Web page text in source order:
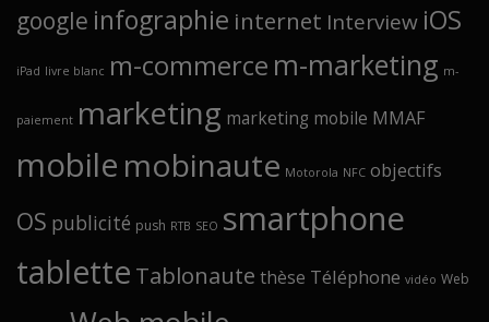
google infographie internet Interview iOS
iPad livre blanc m-commerce m-marketing m-
paiement marketing marketing mobile MMAF
mobile mobinaute Motorola NFC objectifs
OS publicité push RTB SEO smartphone
tablette Tablonaute thèse Téléphone vidéo Web